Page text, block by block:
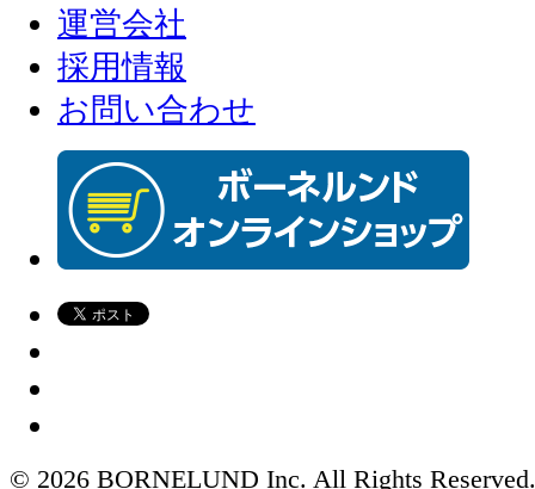
運営会社
採用情報
お問い合わせ
© 2026 BORNELUND Inc. All Rights Reserved.